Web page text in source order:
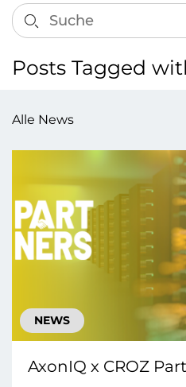
Posts Tagged
Alle News
NEWS
AxonIQ x CROZ